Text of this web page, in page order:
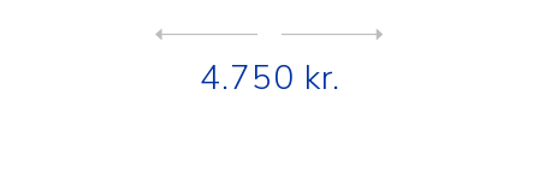
4.750 kr.